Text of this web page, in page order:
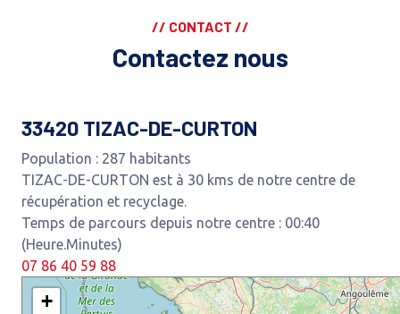
// CONTACT //
Contactez nous
33420 TIZAC-DE-CURTON
Population : 287 habitants
TIZAC-DE-CURTON est à 30 kms de notre centre de
récupération et recyclage.
Temps de parcours depuis notre centre : 00:40
(Heure.Minutes)
07 86 40 59 88
+